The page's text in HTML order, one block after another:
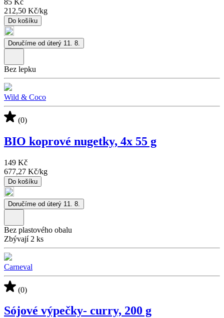
212,50 Kč/kg
Do košíku
Doručíme od úterý 11. 8.
Bez lepku
Wild & Coco
(0)
BIO koprové nugetky, 4x 55 g
149 Kč
677,27 Kč/kg
Do košíku
Doručíme od úterý 11. 8.
Bez plastového obalu
Zbývají 2 ks
Carneval
(0)
Sójové výpečky- curry, 200 g